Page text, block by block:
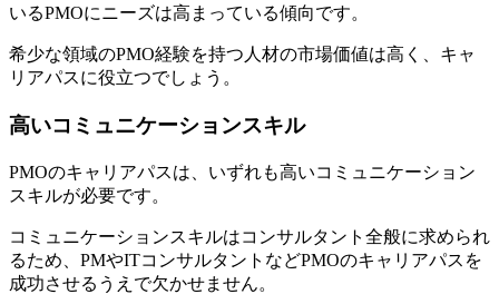
いるPMOにニーズは高まっている傾向です。
希少な領域のPMO経験を持つ人材の市場価値は高く、キャ
リアパスに役立つでしょう。
高いコミュニケーションスキル
PMOのキャリアパスは、いずれも高いコミュニケーション
スキルが必要です。
コミュニケーションスキルはコンサルタント全般に求められ
るため、PMやITコンサルタントなどPMOのキャリアパスを
成功させるうえで欠かせません。